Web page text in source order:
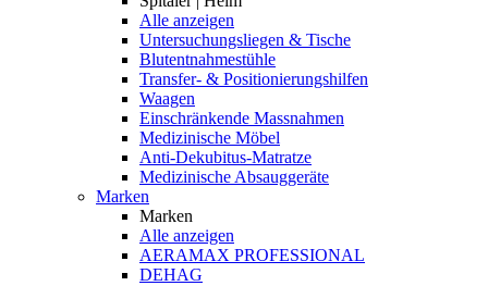
Alle anzeigen
Untersuchungsliegen & Tische
Blutentnahmestühle
Transfer- & Positionierungshilfen
Waagen
Einschränkende Massnahmen
Medizinische Möbel
Anti-Dekubitus-Matratze
Medizinische Absauggeräte
Marken
Marken
Alle anzeigen
AERAMAX PROFESSIONAL
DEHAG